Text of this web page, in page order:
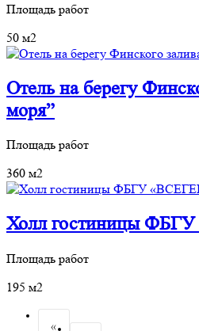
Площадь работ
50 м2
Отель на берегу
моря”
Площадь работ
360 м2
Холл гостиницы
Площадь работ
195 м2
«